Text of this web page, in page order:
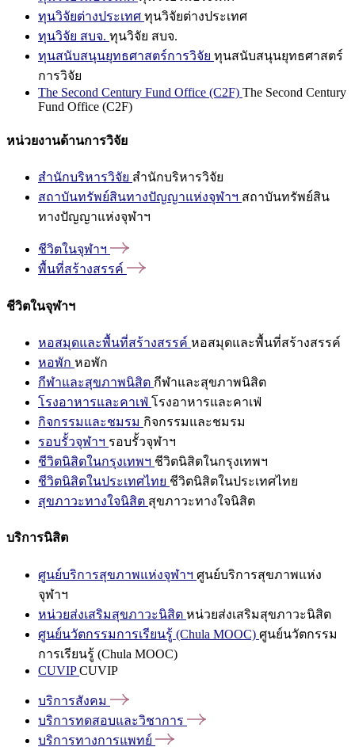
ทุนวิจัยต่างประเทศ ทุนวิจัยต่างประเทศ
ทุนวิจัย สบจ. ทุนวิจัย สบจ.
ทุนสนับสนุนยุทธศาสตร์การวิจัย ทุนสนับสนุนยุทธศาสตร์
การวิจัย
The Second Century Fund Office (C2F) The Second Century
Fund Office (C2F)
หน่วยงานด้านการวิจัย
สำนักบริหารวิจัย สำนักบริหารวิจัย
สถาบันทรัพย์สินทางปัญญาแห่งจุฬาฯ สถาบันทรัพย์สิน
ทางปัญญาแห่งจุฬาฯ
ชีวิตในจุฬาฯ
พื้นที่สร้างสรรค์
ชีวิตในจุฬาฯ
หอสมุดและพื้นที่สร้างสรรค์ หอสมุดและพื้นที่สร้างสรรค์
หอพัก หอพัก
กีฬาและสุขภาพนิสิต กีฬาและสุขภาพนิสิต
โรงอาหารและคาเฟ่ โรงอาหารและคาเฟ่
กิจกรรมและชมรม กิจกรรมและชมรม
รอบรั้วจุฬาฯ รอบรั้วจุฬาฯ
ชีวิตนิสิตในกรุงเทพฯ ชีวิตนิสิตในกรุงเทพฯ
ชีวิตนิสิตในประเทศไทย ชีวิตนิสิตในประเทศไทย
สุขภาวะทางใจนิสิต สุขภาวะทางใจนิสิต
บริการนิสิต
ศูนย์บริการสุขภาพแห่งจุฬาฯ ศูนย์บริการสุขภาพแห่ง
จุฬาฯ
หน่วยส่งเสริมสุขภาวะนิสิต หน่วยส่งเสริมสุขภาวะนิสิต
ศูนย์นวัตกรรมการเรียนรู้ (Chula MOOC) ศูนย์นวัตกรรม
การเรียนรู้ (Chula MOOC)
CUVIPCUVIP
บริการสังคม
บริการทดสอบและวิชาการ
บริการทางการแพทย์